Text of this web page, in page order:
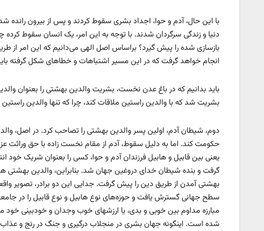
با این حال، آدم و حوا، اجداد بشری سقوط کردند و پس از بیرون رانده
دنیا و زندگی سرگردان شدند. با توجه به این امر، یک انسان سقوط
بازسازی شده را پیش گیرد؟ براساس اصل الهی می‌دانیم که این امر
انجام خواهد گرفت که در این مسیر اشتباهات و خطاهای شکل گرفته
باید بدانیم که در باغ عدن نخست، بشریت والدین بهشتی را بعنوان
بشریت شد که با والدین راستین ملاقات کند، چرا که تنها والدین
دوم، شیطان آدم، اولین پسر والدین بهشتی را تصاحب کرد. در اصل،
حکومت کند. اما به دلیل سقوط، آدم از مقام نخست زاده با حق وراثت
یعنی بین قابیل و هابیل فرزندان آدم و حوا، کسی را بعنوان شریک خود
گرفت و بنده شیطان خدای دروغین جهان شد. بنابراین، والدین بهشتی
بهشتی آمدن از طریق دین را پیش گرفت. جدایی این دو برادر، تصویر
سطح جهانی گسترش یافت و حوزه‌های نوع هابیل و نوع قابیل را در
مبارزه مداوم بین خوبی و بدی، یا ارزشهای خوب وجدان و خودبینی
شده است. اینگونه جهان بشری در منجلاب درگیری و جنگ در رنج و